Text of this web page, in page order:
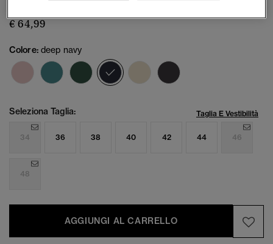
€ 64,99
Colore: deep navy
selezionato
Seleziona Taglia: Taglia E Vestibilità
34 36 38 40 42 44 46
48
AGGIUNGI AL CARRELLO